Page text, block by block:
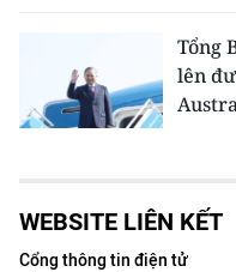
Tổng
lên
WEBSITE LIÊN KẾT
Cổng thông tin điện tử